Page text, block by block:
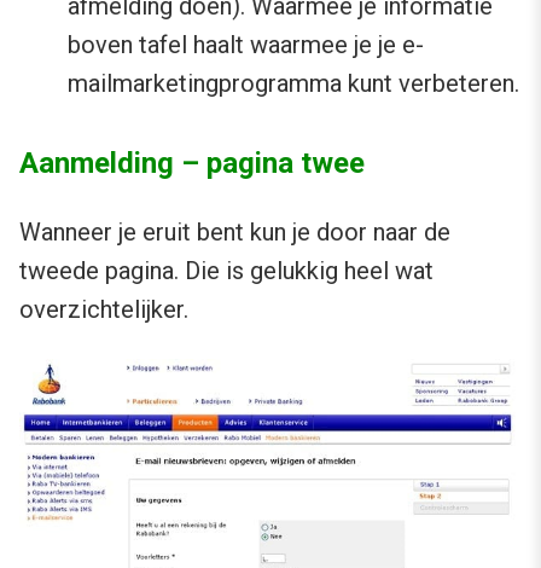
afmelding doen). Waarmee je informatie
boven tafel haalt waarmee je je e-
mailmarketingprogramma kunt verbeteren.
Aanmelding – pagina twee
Wanneer je eruit bent kun je door naar de
tweede pagina. Die is gelukkig heel wat
overzichtelijker.